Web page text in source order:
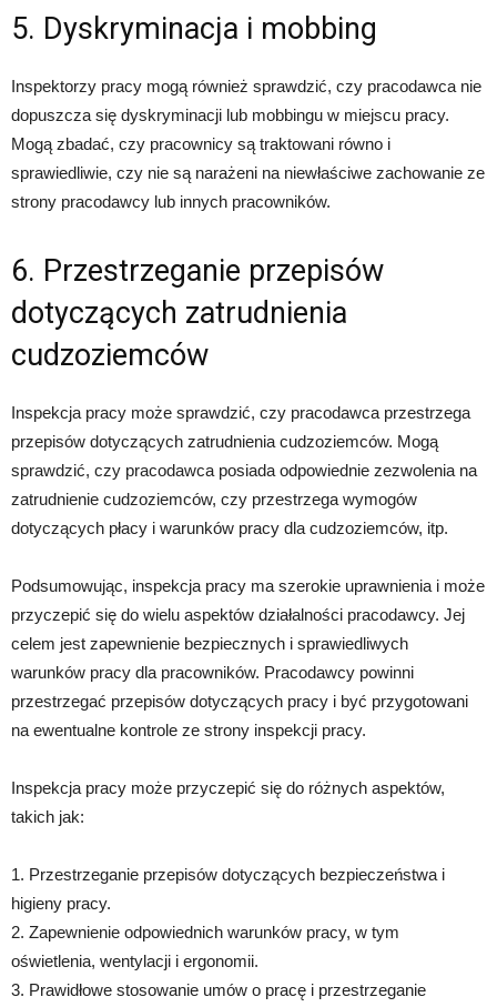
5. Dyskryminacja i mobbing
Inspektorzy pracy mogą również sprawdzić, czy pracodawca nie
dopuszcza się dyskryminacji lub mobbingu w miejscu pracy.
Mogą zbadać, czy pracownicy są traktowani równo i
sprawiedliwie, czy nie są narażeni na niewłaściwe zachowanie ze
strony pracodawcy lub innych pracowników.
6. Przestrzeganie przepisów
dotyczących zatrudnienia
cudzoziemców
Inspekcja pracy może sprawdzić, czy pracodawca przestrzega
przepisów dotyczących zatrudnienia cudzoziemców. Mogą
sprawdzić, czy pracodawca posiada odpowiednie zezwolenia na
zatrudnienie cudzoziemców, czy przestrzega wymogów
dotyczących płacy i warunków pracy dla cudzoziemców, itp.
Podsumowując, inspekcja pracy ma szerokie uprawnienia i może
przyczepić się do wielu aspektów działalności pracodawcy. Jej
celem jest zapewnienie bezpiecznych i sprawiedliwych
warunków pracy dla pracowników. Pracodawcy powinni
przestrzegać przepisów dotyczących pracy i być przygotowani
na ewentualne kontrole ze strony inspekcji pracy.
Inspekcja pracy może przyczepić się do różnych aspektów,
takich jak:
1. Przestrzeganie przepisów dotyczących bezpieczeństwa i
higieny pracy.
2. Zapewnienie odpowiednich warunków pracy, w tym
oświetlenia, wentylacji i ergonomii.
3. Prawidłowe stosowanie umów o pracę i przestrzeganie